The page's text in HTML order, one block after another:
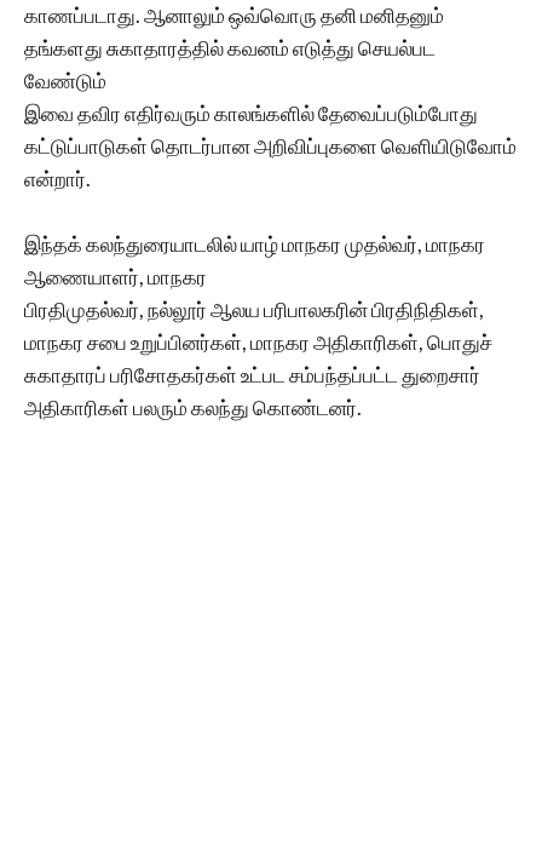
காணப்படாது. ஆனாலும் ஒவ்வொரு தனி மனிதனும்
தங்களது சுகாதாரத்தில் கவனம் எடுத்து செயல்பட
வேண்டும்
இவை தவிர எதிர்வரும் காலங்களில் தேவைப்படும்போது
கட்டுப்பாடுகள் தொடர்பான அறிவிப்புகளை வெளியிடுவோம்
என்றார்.
இந்தக் கலந்துரையாடலில் யாழ் மாநகர முதல்வர், மாநகர
ஆணையாளர், மாநகர
பிரதிமுதல்வர், நல்லூர் ஆலய பரிபாலகரின் பிரதிநிதிகள்,
மாநகர சபை உறுப்பினர்கள், மாநகர அதிகாரிகள், பொதுச்
சுகாதாரப் பரிசோதகர்கள் உட்பட சம்பந்தப்பட்ட துறைசார்
அதிகாரிகள் பலரும் கலந்து கொண்டனர்.